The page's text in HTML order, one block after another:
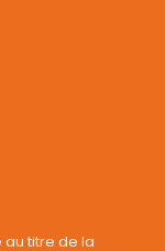
titre de la